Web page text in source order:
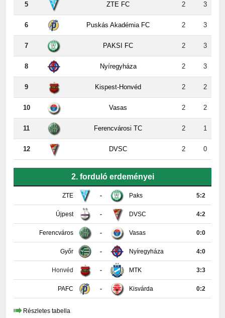
6 Puskás Akadémia FC 2 3
7 PAKSI FC 2 3
8 Nyíregyháza 2 3
9 Kispest-Honvéd 2 2
10 Vasas 2 2
11 Ferencvárosi TC 2 1
12 DVSC 2 0
ZTE - Paks
Újpest DVSC 4:2
Ferencváros Vasas 0:0
Győr Nyíregyháza 4:0
Honvéd MTK 3:3
PAFC Kisvárda 0:2
Részletes tabella